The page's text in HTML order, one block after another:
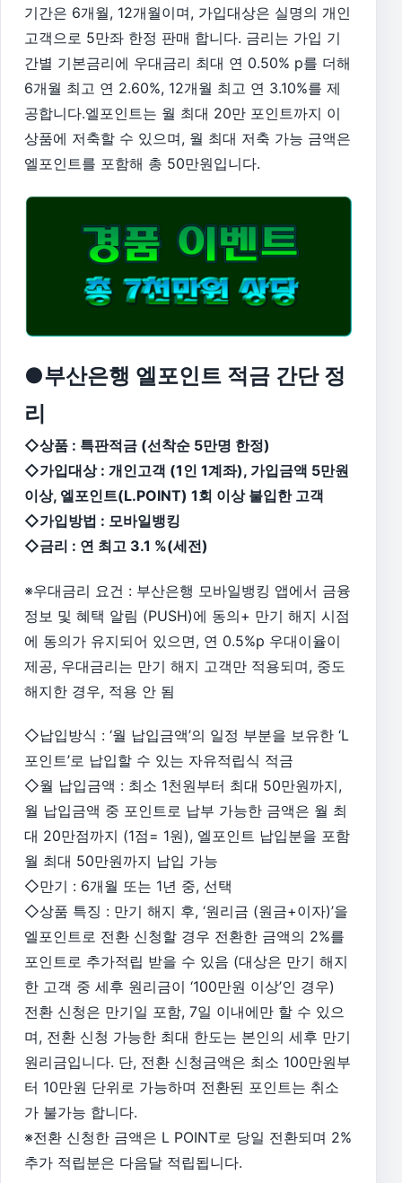
기간은 6개월, 12개월이며, 가입대상은 실명의 개인
고객으로 5만좌 한정 판매 합니다. 금리는 가입 기
간별 기본금리에 우대금리 최대 연 0.50% p를 더해
6개월 최고 연 2.60%, 12개월 최고 연 3.10%를 제
공합니다.엘포인트는 월 최대 20만 포인트까지 이
상품에 저축할 수 있으며, 월 최대 저축 가능 금액은
엘포인트를 포함해 총 50만원입니다.
●부산은행 엘포인트 적금 간단 정
리
◇상품 : 특판적금 (선착순 5만명 한정)
◇가입대상 : 개인고객 (1인 1계좌), 가입금액 5만원
이상, 엘포인트(L.POINT) 1회 이상 불입한 고객
◇가입방법 : 모바일뱅킹
◇금리 : 연 최고 3.1 %(세전)
※우대금리 요건 : 부산은행 모바일뱅킹 앱에서 금융
정보 및 혜택 알림 (PUSH)에 동의+ 만기 해지 시점
에 동의가 유지되어 있으면, 연 0.5%p 우대이율이
제공, 우대금리는 만기 해지 고객만 적용되며, 중도
해지한 경우, 적용 안 됨
◇납입방식 : ‘월 납입금액’의 일정 부분을 보유한 ‘L
포인트’로 납입할 수 있는 자유적립식 적금
◇월 납입금액 : 최소 1천원부터 최대 50만원까지,
월 납입금액 중 포인트로 납부 가능한 금액은 월 최
대 20만점까지 (1점= 1원), 엘포인트 납입분을 포함
월 최대 50만원까지 납입 가능
◇만기 : 6개월 또는 1년 중, 선택
◇상품 특징 : 만기 해지 후, ‘원리금 (원금+이자)’을
엘포인트로 전환 신청할 경우 전환한 금액의 2%를
포인트로 추가적립 받을 수 있음 (대상은 만기 해지
한 고객 중 세후 원리금이 ‘100만원 이상’인 경우)
전환 신청은 만기일 포함, 7일 이내에만 할 수 있으
며, 전환 신청 가능한 최대 한도는 본인의 세후 만기
원리금입니다. 단, 전환 신청금액은 최소 100만원부
터 10만원 단위로 가능하며 전환된 포인트는 취소
가 불가능 합니다.
※전환 신청한 금액은 L POINT로 당일 전환되며 2%
추가 적립분은 다음달 적립됩니다.